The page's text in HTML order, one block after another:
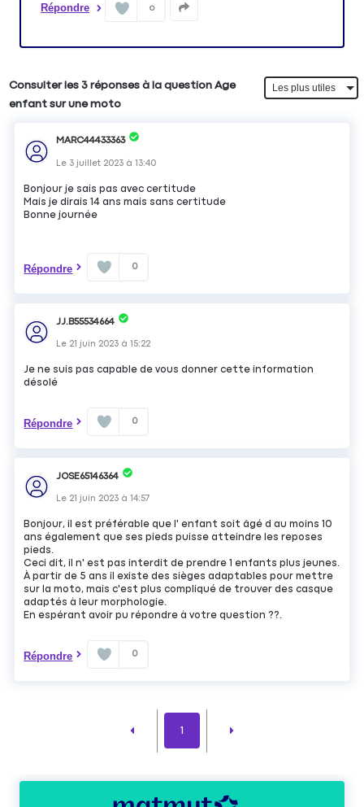
Répondre 0
Consulter les 3 réponses à la question Age
enfant sur une moto
MARC44433363
Le 3 juillet 2023 à13:40
Bonjour je sais pas avec certitude
Mais je dirais 14 ans mais sans certitude
Bonne journée
Répondre 0
JJ.B55534664
Le 21 juin 2023 à15:22
Je ne suis pas capable de vous donner cette information
désolé
Répondre 0
JOSE65146364
Le 21 juin 2023 à14:57
Bonjour, il est préférable que l' enfant soit âgé d au moins 10
ans également que ses pieds puisse atteindre les reposes
pieds.
Ceci dit, il n' est pas interdit de prendre 1 enfants plus jeunes.
À partir de 5 ans il existe des sièges adaptables pour mettre
sur la moto, mais c'est plus compliqué de trouver des casque
adaptés à leur morphologie.
En espérant avoir pu répondre à votre question ??.
Répondre 0
1